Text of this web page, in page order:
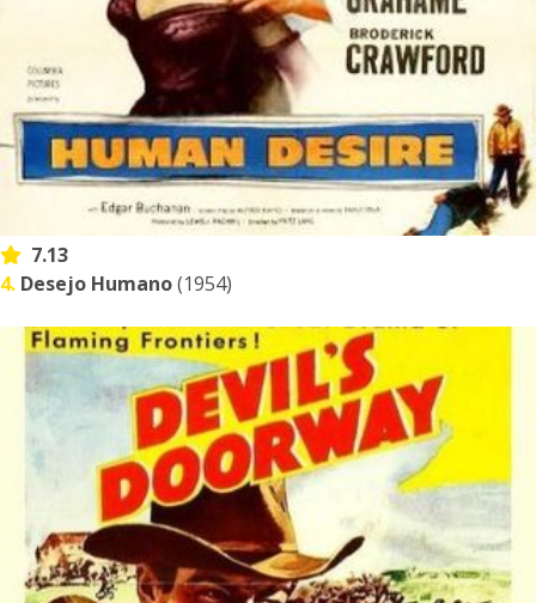
7.13
4. Desejo Humano(1954)